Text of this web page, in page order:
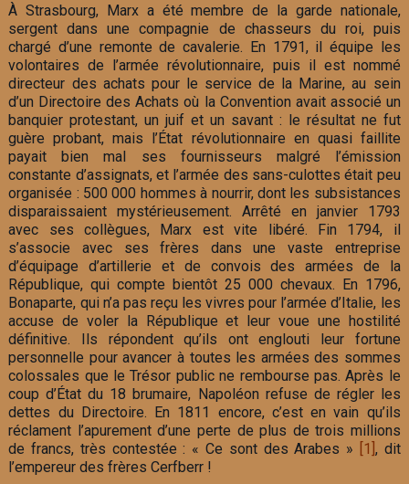
À Strasbourg, Marx a été membre de la garde nationale,
sergent dans une compagnie de chasseurs du roi, puis
chargé d’une remonte de cavalerie. En 1791, il équipe les
volontaires de l’armée révolutionnaire, puis il est nommé
directeur des achats pour le service de la Marine, au sein
d’un Directoire des Achats où la Convention avait associé un
banquier protestant, un juif et un savant : le résultat ne fut
guère probant, mais l’État révolutionnaire en quasi faillite
payait bien mal ses fournisseurs malgré l’émission
constante d’assignats, et l’armée des sans-culottes était peu
organisée : 500 000 hommes à nourrir, dont les subsistances
disparaissaient mystérieusement. Arrêté en janvier 1793
avec ses collègues, Marx est vite libéré. Fin 1794, il
s’associe avec ses frères dans une vaste entreprise
d’équipage d’artillerie et de convois des armées de la
République, qui compte bientôt 25 000 chevaux. En 1796,
Bonaparte, qui n’a pas reçu les vivres pour l’armée d’Italie, les
accuse de voler la République et leur voue une hostilité
définitive. Ils répondent qu’ils ont englouti leur fortune
personnelle pour avancer à toutes les armées des sommes
colossales que le Trésor public ne rembourse pas. Après le
coup d’État du 18 brumaire, Napoléon refuse de régler les
dettes du Directoire. En 1811 encore, c’est en vain qu’ils
réclament l’apurement d’une perte de plus de trois millions
de francs, très contestée : « Ce sont des Arabes »
[1] , dit
l’empereur des frères Cerfberr !